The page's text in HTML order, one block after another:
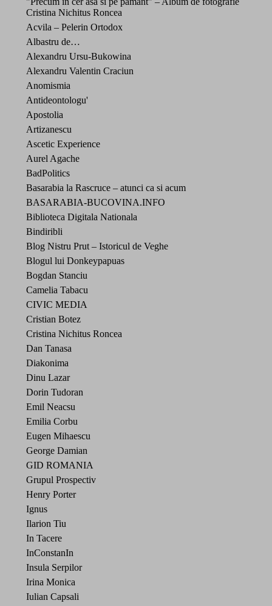
Cristina Nichitus Roncea
Acvila – Pelerin Ortodox
Albastru de…
Alexandru Ursu-Bukowina
Alexandru Valentin Craciun
Anomismia
Antideontologu'
Apostolia
Artizanescu
Ascetic Experience
Aurel Agache
BadPolitics
Basarabia la Rascruce – atunci ca si acum
BASARABIA-BUCOVINA.INFO
Biblioteca Digitala Nationala
Bindiribli
Blog Nistru Prut – Istoricul de Veghe
Blogul lui Donkeypapuas
Bogdan Stanciu
Camelia Tabacu
CIVIC MEDIA
Cristian Botez
Cristina Nichitus Roncea
Dan Tanasa
Diakonima
Dinu Lazar
Dorin Tudoran
Emil Neacsu
Emilia Corbu
Eugen Mihaescu
George Damian
GID ROMANIA
Grupul Prospectiv
Henry Porter
Ignus
Ilarion Tiu
In Tacere
InConstanIn
Insula Serpilor
Irina Monica
Iulian Capsali